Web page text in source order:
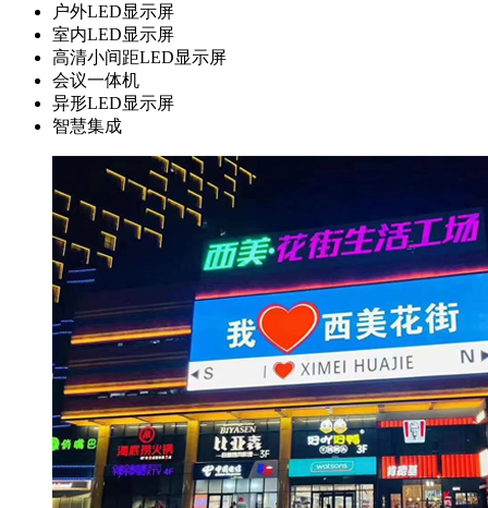
户外LED显示屏
室内LED显示屏
高清小间距LED显示屏
会议一体机
异形LED显示屏
智慧集成